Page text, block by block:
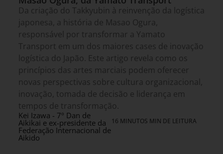
Da criação do Takkyubin à reinvenção da logística
japonesa, a história de Masao Ogura,
responsável por transformar a Yamato
Transport em um dos maiores cases de inovação
logística do Japão. Este artigo revela como os
princípios das artes marciais podem oferecer
novas perspectivas sobre cultura organizacional,
inovação, tomada de decisão e liderança em
tempos de transformação.
Kei Izawa - 7º Dan de
Aikikai e ex-presidente da
Federação Internacional de
Aikido
16 MINUTOS MIN DE LEITURA